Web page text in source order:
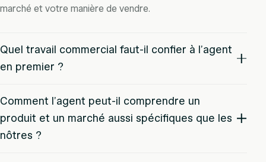
marché et votre manière de vendre.
Quel travail commercial faut-il confier à l’agent
en premier ?
Comment l’agent peut-il comprendre un
produit et un marché aussi spécifiques que les
nôtres ?